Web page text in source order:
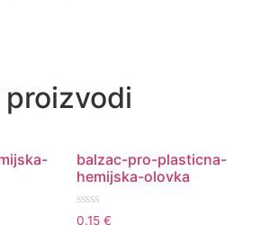
proizvodi
balzac-pro-plasticna-
hemijska-olovka
Ocenjeno
0.15 €